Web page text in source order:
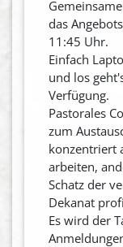
das
11:45 Uhr.
Einfach
und los
Verfügung.
Pastorales
zum
konzentriert
arbeiten,
Schatz der
Dekanat
Es wird der